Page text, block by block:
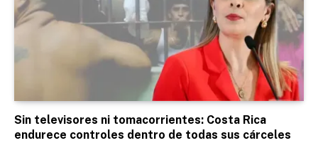
Sin televisores ni tomacorrientes: Costa Rica
endurece controles dentro de todas sus cárceles